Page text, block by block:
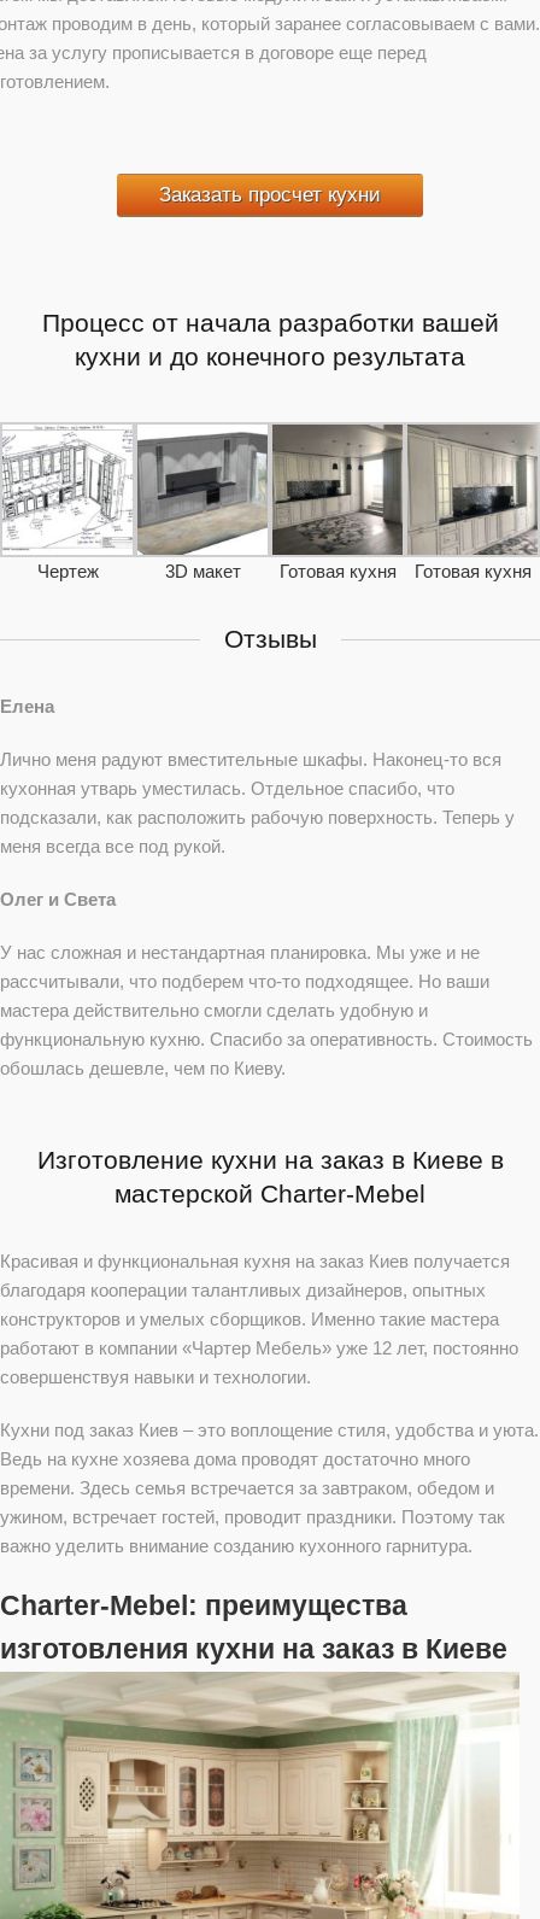
проводим в день, который заранее согласовываем с вами.
за услугу прописывается в договоре еще перед
Заказать просчет кухни
Процесс от начала разработки вашей
кухни и до конечного результата
Чертеж 3D макет Готовая кухня Готовая кухня
Отзывы
Елена
Лично меня радуют вместительные шкафы. Наконец-то вся
кухонная утварь уместилась. Отдельное спасибо, что
подсказали, как расположить рабочую поверхность. Теперь у
меня всегда все под рукой.
Олег и Света
У нас сложная и нестандартная планировка. Мы уже и не
рассчитывали, что подберем что-то подходящее. Но ваши
мастера действительно смогли сделать удобную и
функциональную кухню. Спасибо за оперативность. Стоимость
обошлась дешевле, чем по Киеву.
Изготовление кухни на заказ в Киеве в
мастерской Charter-Mebel
Красивая и функциональная кухня на заказ Киев получается
благодаря кооперации талантливых дизайнеров, опытных
конструкторов и умелых сборщиков. Именно такие мастера
работают в компании «Чартер Мебель» уже 12 лет, постоянно
совершенствуя навыки и технологии.
Кухни под заказ Киев – это воплощение стиля, удобства и уюта.
Ведь на кухне хозяева дома проводят достаточно много
времени. Здесь семья встречается за завтраком, обедом и
ужином, встречает гостей, проводит праздники. Поэтому так
важно уделить внимание созданию кухонного гарнитура.
Charter-Mebel: преимущества
изготовления кухни на заказ в Киеве